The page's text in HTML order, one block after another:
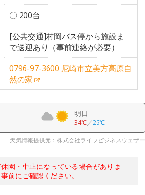
〇 200台
[公共交通]村岡バス停から施設ま
で送迎あり（事前連絡が必要）
0796-97-3600 尼崎市立美方高原自
然の家
明日
34℃／26℃
天気情報提供元：株式会社ライフビジネスウェザー
園・中止になっている場合がありま
前にご確認ください。